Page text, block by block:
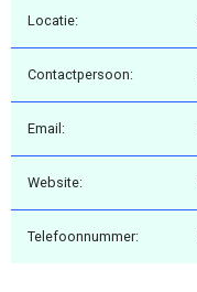
Locatie:
Contactpersoon:
Email:
Website:
Telefoonnummer: